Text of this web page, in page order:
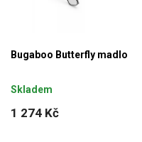
Bugaboo Butterfly madlo
1 274 Kč
Skladem